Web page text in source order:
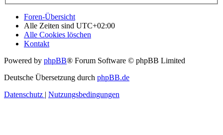
Foren-Übersicht
Alle Zeiten sind UTC+02:00
Alle Cookies löschen
Kontakt
Powered by phpBB® Forum Software © phpBB Limited
Deutsche Übersetzung durch phpBB.de
Datenschutz | Nutzungsbedingungen